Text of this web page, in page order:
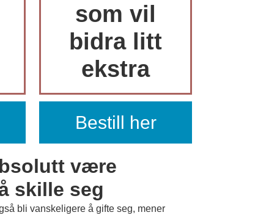
som vil
bidra litt
ekstra
Bestill her
være
skille seg
bli vanskeligere å gifte seg, mener